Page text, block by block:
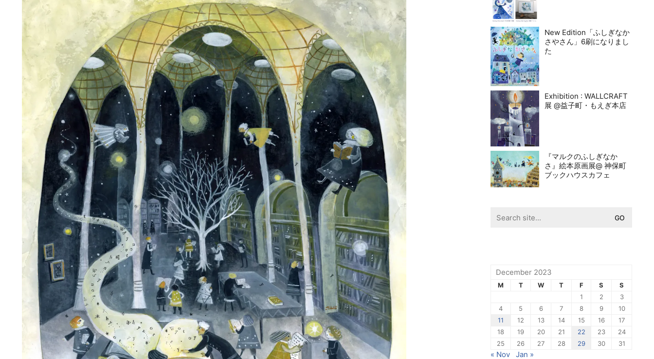
New Edition「ふしぎなか
さやさん」6刷になりまし
た
Exhibition : WALLCRAFT
展 @益子町・もえぎ本店
『マルクのふしぎなか
さ』絵本原画展@ 神保町
ブックハウスカフェ
for:
December 2023
M T W T F S
S
1
2
3
4
5 6 7 8 9
10
11
12 13 14 15 16
17
18
19 20 21 22 23
24
25
26 27 28 29 30 31
« Nov Jan »